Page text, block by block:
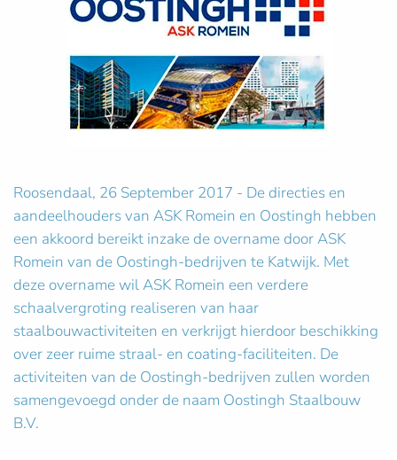
Roosendaal, 26 September 2017 - De directies en
aandeelhouders van ASK Romein en Oostingh hebben
een akkoord bereikt inzake de overname door ASK
Romein van de Oostingh-bedrijven te Katwijk. Met
deze overname wil ASK Romein een verdere
schaalvergroting realiseren van haar
staalbouwactiviteiten en verkrijgt hierdoor beschikking
over zeer ruime straal- en coating-faciliteiten. De
activiteiten van de Oostingh-bedrijven zullen worden
samengevoegd onder de naam Oostingh Staalbouw
B.V.